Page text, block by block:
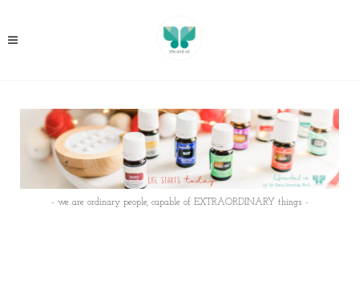
- we are ordinary people, capable of EXTRAORDINARY things -